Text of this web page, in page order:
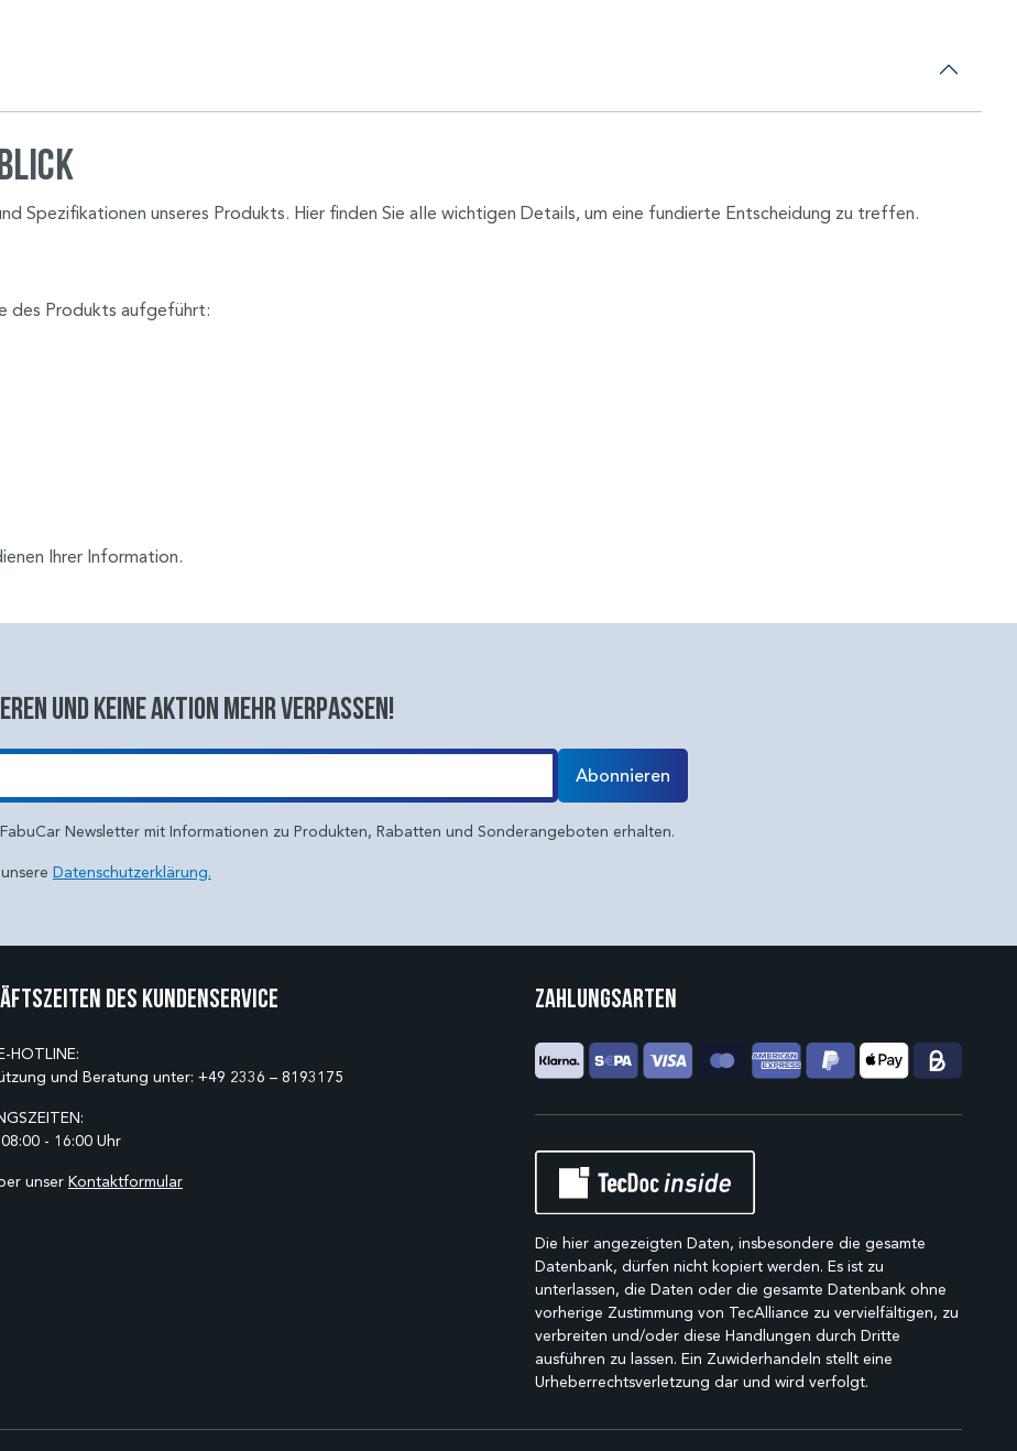
Spezifikationen unseres Produkts. Hier finden Sie alle wichtigen Details, um eine fundierte Entscheidung zu treffen.
des Produkts aufgeführt:
Ihrer Information.
und keine aktion mehr verpassen!
Abonnieren
Newsletter mit Informationen zu Produkten, Rabatten und Sonderangeboten erhalten.
Datenschutzerklärung.
des Kundenservice
HOTLINE:
und Beratung unter: +49 2336 – 8193175
- 16:00 Uhr
unser Kontaktformular
Zahlungsarten
Die hier angezeigten Daten, insbesondere die gesamte
Datenbank, dürfen nicht kopiert werden. Es ist zu
unterlassen, die Daten oder die gesamte Datenbank ohne
vorherige Zustimmung von TecAlliance zu vervielfältigen, zu
verbreiten und/oder diese Handlungen durch Dritte
ausführen zu lassen. Ein Zuwiderhandeln stellt eine
Urheberrechtsverletzung dar und wird verfolgt.